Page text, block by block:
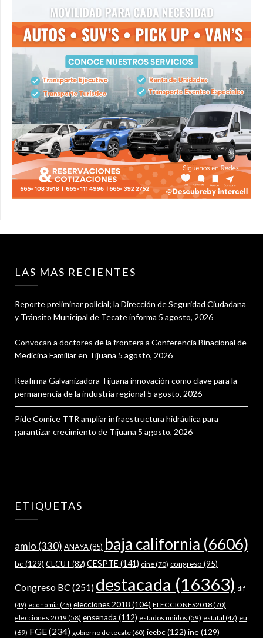
LAS MAS RECIENTES
Reporte preliminar policial; la Dirección de Seguridad Ciudadana
y Tránsito Municipal de Tecate informa 5 agosto, 2026
Convocan a doctores de la frontera a Conferencia Binacional de
Medicina Familiar en Tijuana 5 agosto, 2026
Reafirma Galvanizadora Tijuana innovación como clave para la
permanencia de la industria regional 5 agosto, 2026
Pide Comice TTR ampliar infraestructura hidráulica para
garantizar crecimiento de Tijuana 5 agosto, 2026
ETIQUETAS
amlo (330) ANAYA(85) baja california (6606)
bc(129) CECUT(82) CESPTE (141) cine(70) congreso (95)
Congreso BC (251) destacada (16363) dif
(49) economia (45) elecciones 2018 (104) ELECCIONES2018(70)
elecciones 2019 (58) ensenada (112) estados unidos (59) estatal (47) eu
(69) FGE(234) gobierno de tecate(60) ieebc(122) ine(129)